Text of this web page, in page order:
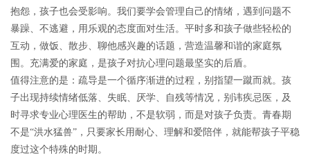
抱怨，孩子也会受影响。我们要学会管理自己的情绪，遇到问题不
暴躁、不逃避，用乐观的态度面对生活。平时多和孩子做些轻松的
互动，做饭、散步、聊他感兴趣的话题，营造温馨和谐的家庭氛
围。充满爱的家庭，是孩子对抗心理问题最坚实的后盾。
值得注意的是： 疏导是一个循序渐进的过程，别指望一蹴而就。孩
子出现持续情绪低落、失眠、厌学、自残等情况，别讳疾忌医，及
时寻求专业心理医生的帮助，不是软弱，而是对孩子负责。青春期
不是“洪水猛兽”，只要家长用耐心、理解和爱陪伴，就能帮孩子平稳
度过这个特殊的时期。